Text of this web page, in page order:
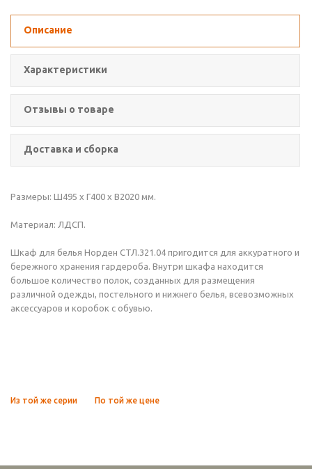
Описание
Характеристики
Отзывы о товаре
Доставка и сборка
Размеры: Ш495 x Г400 х В2020 мм.
Материал: ЛДСП.
Шкаф для белья Норден СТЛ.321.04 пригодится для аккуратного и
бережного хранения гардероба. Внутри шкафа находится
большое количество полок, созданных для размещения
различной одежды, постельного и нижнего белья, всевозможных
аксессуаров и коробок с обувью.
Из той же серии По той же цене